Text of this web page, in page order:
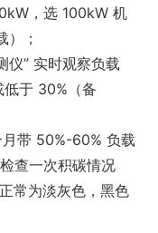
，选 100kW 机
；
仪” 实时观察负载
于 30%（备
月带 50%-60% 负载
查一次积碳情况
常为淡灰色，黑色